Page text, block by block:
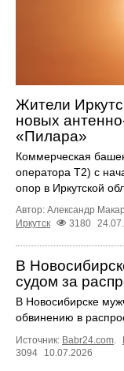
Жители
новых
«Пилара»
Коммерческая
оператора Т2) с
опор в Иркутской
Автор: Александр
Иркутск
3180
В
судом за
В Новосибирске
обвинению в
Источник: Babr24.com.
3094
10.07.2026